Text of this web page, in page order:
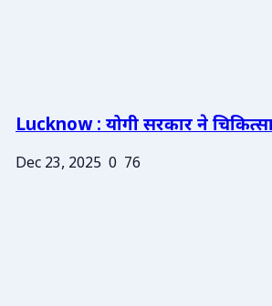
Lucknow : योगी सरकार ने
Dec 23, 2025 0 76